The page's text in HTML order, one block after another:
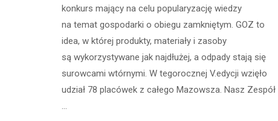
konkurs mający na celu popularyzację wiedzy
na temat gospodarki o obiegu zamkniętym. GOZ to
idea, w której produkty, materiały i zasoby
są wykorzystywane jak najdłużej, a odpady stają się
surowcami wtórnymi. W tegorocznej V.edycji wzięło
udział 78 placówek z całego Mazowsza. Nasz Zespół
…